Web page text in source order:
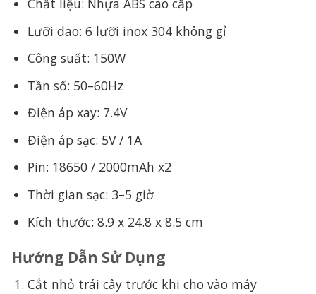
Chất liệu: Nhựa ABS cao cấp
Lưỡi dao: 6 lưỡi inox 304 không gỉ
Công suất: 150W
Tần số: 50–60Hz
Điện áp xay: 7.4V
Điện áp sạc: 5V / 1A
Pin: 18650 / 2000mAh x2
Thời gian sạc: 3–5 giờ
Kích thước: 8.9 x 24.8 x 8.5 cm
Hướng Dẫn Sử Dụng
Cắt nhỏ trái cây trước khi cho vào máy